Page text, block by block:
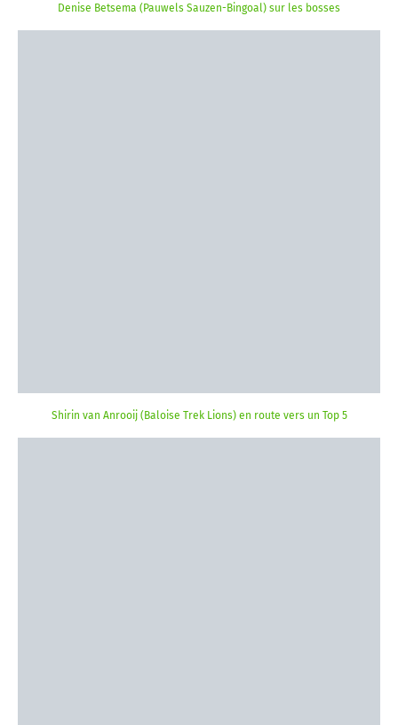
Denise Betsema (Pauwels Sauzen-Bingoal) sur les bosses
Shirin van Anrooij (Baloise Trek Lions) en route vers un Top 5